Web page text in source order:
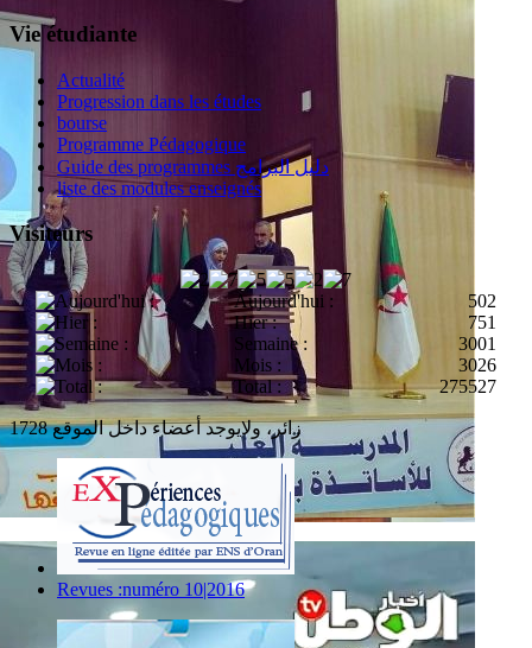
Vie étudiante
Actualité
Progression dans les études
bourse
Programme Pédagogique
Guide des programmes دليل البرامج
liste des modules enseignés
Visiteurs
Aujourd'hui :
502
Hier :
751
Semaine :
3001
Mois :
3026
Total :
275527
1728 زائر، ولايوجد أعضاء داخل الموقع
Revues :numéro 10|2016